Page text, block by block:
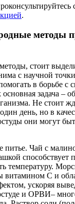
.
методы
стоит
с научной
в борьбе с
задача –
Не стоит
день, но в
они могут
питье. Чай с
способствует
температуру.
витамином C и
ускоряя
и ОРВИ–